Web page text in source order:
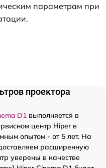
параметрам при
проектора
D1 выполняется в
центр Hiper в
опытом - от 5 лет. На
расширенную
уверены в качестве